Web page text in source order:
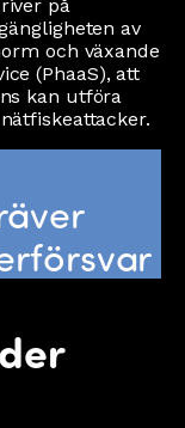
på
av
och växande
(PhaaS), att
kan utföra